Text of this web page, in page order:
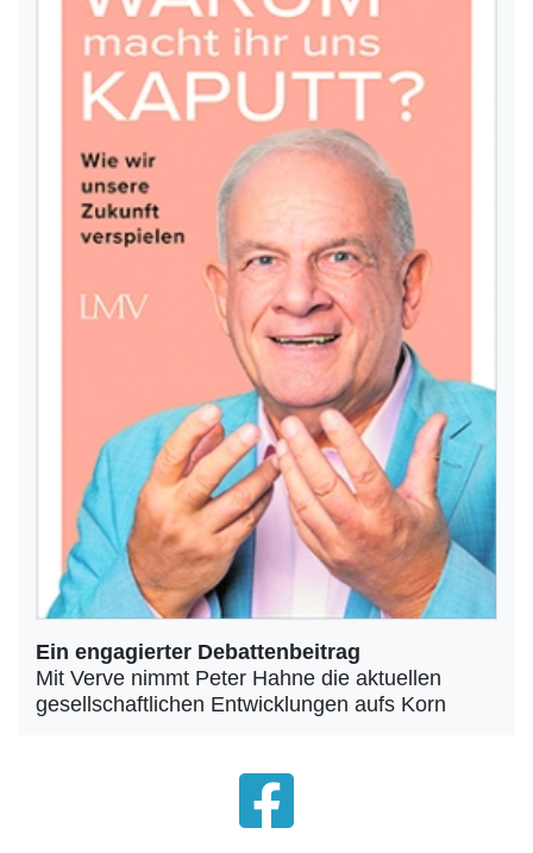
Ein engagierter Debattenbeitrag
Mit Verve nimmt Peter Hahne die aktuellen
gesellschaftlichen Entwicklungen aufs Korn